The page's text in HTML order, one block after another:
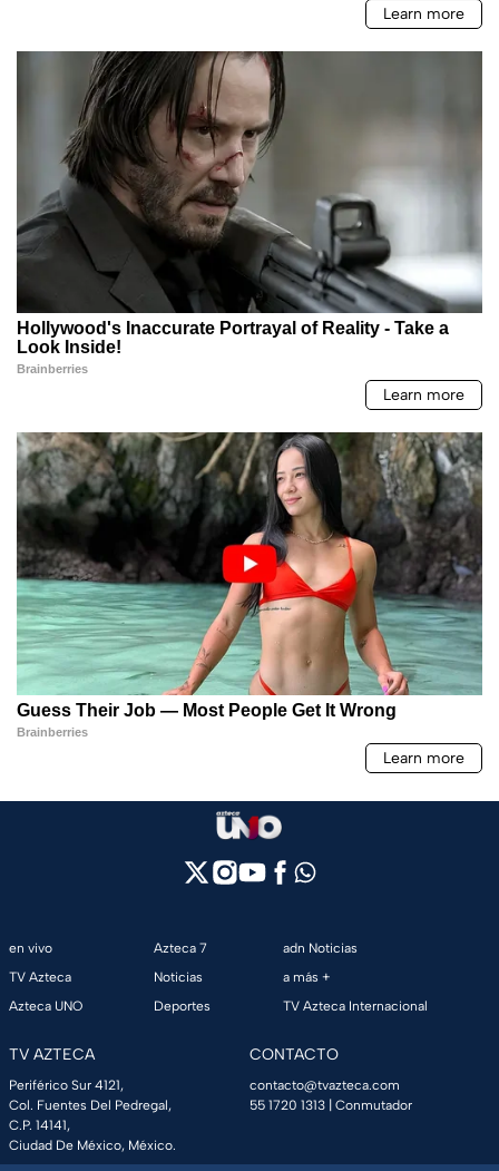
en vivo
TV Azteca
Azteca UNO
Azteca 7
Noticias
Deportes
adn Noticias
a más +
TV Azteca Internacional
TV AZTECA
Periférico Sur 4121,
Col. Fuentes Del Pedregal,
C.P. 14141,
Ciudad De México, México.
CONTACTO
contacto@tvazteca.com
55 1720 1313 | Conmutador